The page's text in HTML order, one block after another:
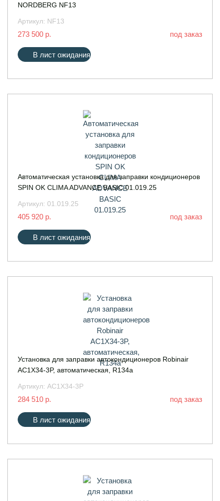
NORDBERG NF13
Артикул: NF13
273 500 р. под заказ
В лист ожидания
Автоматическая установка для заправки кондиционеров
SPIN OK CLIMA ADVANCE BASIС 01.019.25
Артикул: 01.019.25
405 920 р. под заказ
В лист ожидания
Установка для заправки автокондиционеров Robinair
AC1X34-3P, автоматическая, R134a
Артикул: AC1X34-3P
284 510 р. под заказ
В лист ожидания